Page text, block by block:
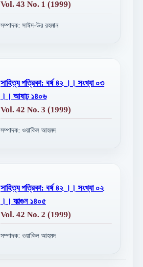
Vol. 43 No. 1 (1999)
সম্পাদক: সাঈদ-উর রহমান
সাহিত্য পত্রিকা: বর্ষ ৪২ ।। সংখ্যা ০৩
।। আষাঢ় ১৪০৬
Vol. 42 No. 3 (1999)
সম্পাদক: ওয়াকিল আহমদ
সাহিত্য পত্রিকা: বর্ষ ৪২ ।। সংখ্যা ০২
।। ফাল্গুন ১৪০৫
Vol. 42 No. 2 (1999)
সম্পাদক: ওয়াকিল আহমদ